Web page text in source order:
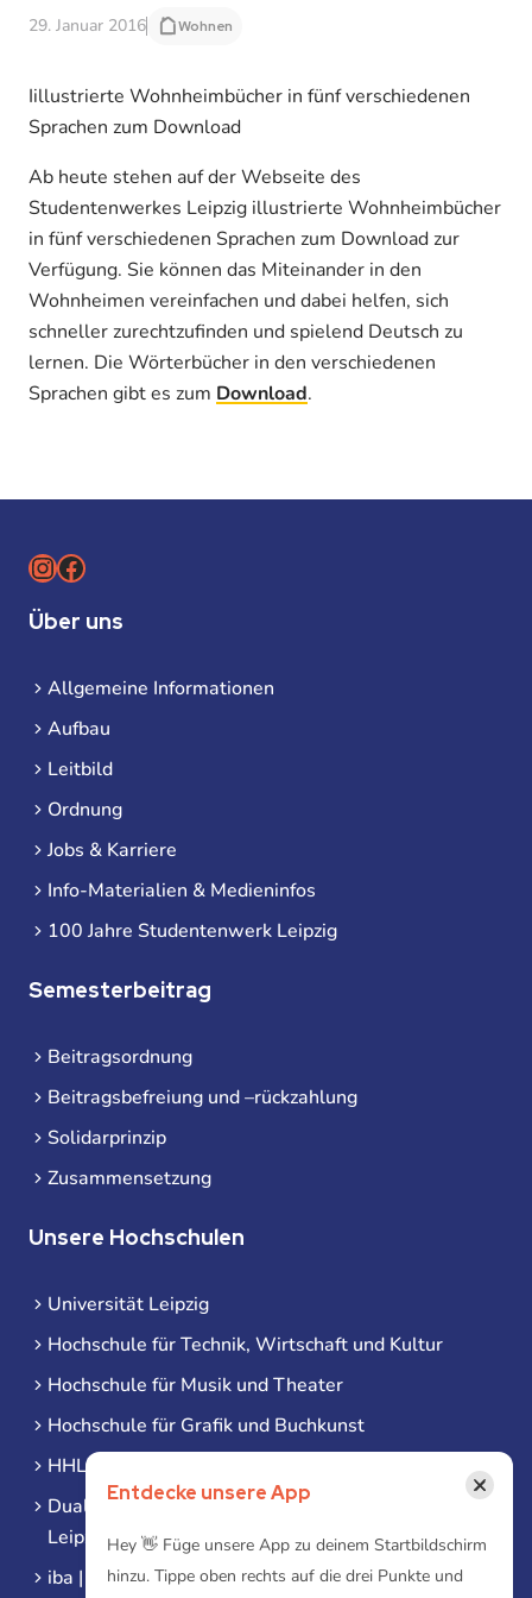
29. Januar 2016 Wohnen
Iillustrierte Wohnheimbücher in fünf verschiedenen
Sprachen zum Download
Ab heute stehen auf der Webseite des
Studentenwerkes Leipzig illustrierte Wohnheimbücher
in fünf verschiedenen Sprachen zum Download zur
Verfügung. Sie können das Miteinander in den
Wohnheimen vereinfachen und dabei helfen, sich
schneller zurechtzufinden und spielend Deutsch zu
lernen. Die Wörterbücher in den verschiedenen
Sprachen gibt es zum Download.
Instagram
Facebook
Über uns
Allgemeine Informationen
Aufbau
Leitbild
Ordnung
Jobs & Karriere
Info-Materialien & Medieninfos
100 Jahre Studentenwerk Leipzig
Semesterbeitrag
Beitragsordnung
Beitragsbefreiung und –rückzahlung
Solidarprinzip
Zusammensetzung
Unsere Hochschulen
Universität Leipzig
Hochschule für Technik, Wirtschaft und Kultur
Hochschule für Musik und Theater
Hochschule für Grafik und Buchkunst
HHL Leipzig
Duale Hochschule Sachsen (DHSN) am Standort
Leipzig
iba | Campus Leipzig
Entdecke unsere App ×
Hey 👋 Füge unsere App zu deinem Startbildschirm
hinzu. Tippe oben rechts auf die drei Punkte und